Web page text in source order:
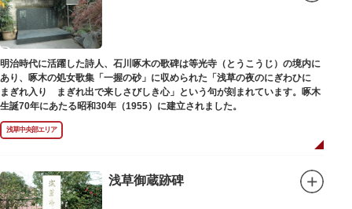
明治時代に活躍した詩人、石川啄木の歌碑は等光寺（とうこうじ）の境内に
あり、啄木の処女歌集「一握の砂」に収められた「浅草の夜のにぎわひに
まぎれ入り まぎれ出で来しさびしき心」という句が刻まれています。啄木
生誕70年にあたる昭和30年（1955）に建立されました。
浅草中央部エリア
浅草御蔵跡碑